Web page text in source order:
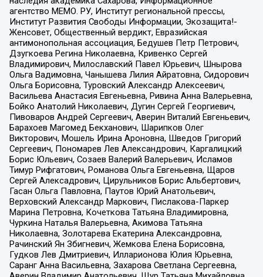
агентство МЕМО. РУ, Институт региональной прессы,
Институт Развития Свободы Информации, Экозащита!-
Женсовет, Общественный вердикт, Евразийская
антимонопольная ассоциация, Бедушев Петр Петрович,
Дзугкоева Регина Николаевна, Кривенко Сергей
Владимирович, Милославский Павел Юрьевич, Шнырова
Ольга Вадимовна, Чанышева Лилия Айратовна, Сидорович
Ольга Борисовна, Туровский Александр Алексеевич,
Васильева Анастасия Евгеньевна, Ривина Анна Валерьевна,
Бойко Анатолий Николаевич, Дугин Сергей Георгиевич,
Пивоваров Андрей Сергеевич, Аверин Виталий Евгеньевич,
Барахоев Магомед Бекханович, Шарипков Олег
Викторович, Мошель Ирина Ароновна, Шведов Григорий
Сергеевич, Пономарев Лев Александрович, Каргалицкий
Борис Юльевич, Созаев Валерий Валерьевич, Исламов
Тимур Рифгатович, Романова Ольга Евгеньевна, Щаров
Сергей Алексадрович, Цирульников Борис Альбертович,
Гасан Ольга Павловна, Паутов Юрий Анатольевич,
Верховский Александр Маркович, Пислакова-Паркер
Марина Петровна, Кочеткова Татьяна Владимировна,
Чуркина Наталья Валерьевна, Акимова Татьяна
Николаевна, Золотарева Екатерина Александровна,
Рачинский Ян Збигневич, Жемкова Елена Борисовна,
Гудков Лев Дмитриевич, Илларионова Юлия Юрьевна,
Саранг Анна Васильевна, Захарова Светлана Сергеевна,